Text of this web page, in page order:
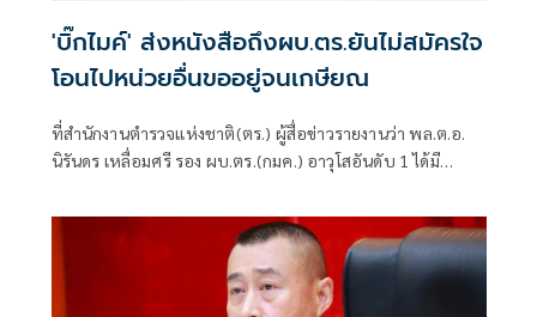
'บิ๊กไมค์' ส่งหนังสือถึงผบ.ตร.ยันไม่สมัครใจ
โอนไปหน่วยอื่นขออยู่จนเกษียณ
ที่สำนักงานตำรวจแห่งชาติ(ตร.) ผู้สื่อข่าวรายงานว่า พล.ต.อ.
นิรันดร เหลื่อมศรี รอง ผบ.ตร.(กมค.) อาวุโสอันดับ 1 ได้มี